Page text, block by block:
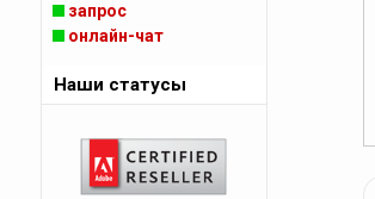
запрос
онлайн-чат
Наши статусы